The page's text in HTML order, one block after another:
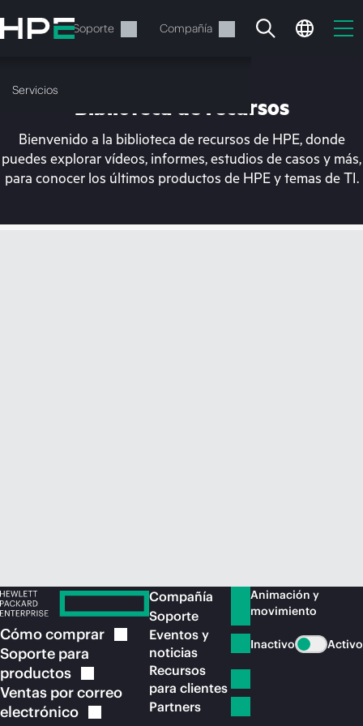
al
contenido
Servicios Soporte Compañía
Servicios
En estos momentos, tu
Biblioteca de recursos
Bienvenido a la biblioteca de recursos de HPE, donde
puedes explorar vídeos, informes, estudios de casos y más,
para conocer los últimos productos de HPE y temas de TI.
Cómocomprar
Soporte para
productos
Ventas por correo
electrónico
Compañía
Soporte
Eventos y
noticias
Recursos
para clientes
Partners
Animación y
movimiento
Inactivo Activo